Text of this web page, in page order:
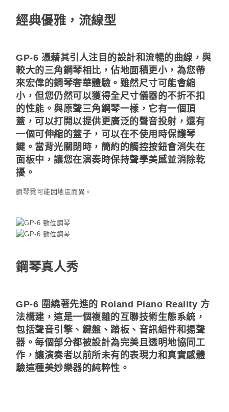
經典優雅，流線型
GP-6 憑藉其引人注目的設計和流暢的曲線，與
較大的三角鋼琴相比，佔地面積更小，為您帶
來宏偉的鋼琴奢華體驗。雖然尺寸可能會縮
小，但您仍然可以獲得全尺寸儀器的不折不扣
的性能。與原聲三角鋼琴一樣，它有一個頂
蓋，可以打開以提供更廣泛的聲音投射，還有
一個可伸縮的蓋子，可以在不使用時保護琴
鍵。當背光關閉時，簡約的觸控按鈕會消失在
面板中，讓您在演奏時保持聲學美感並消除乾
擾。
鋼琴凳可能因地區而異。
鋼琴真人秀
GP-6 圍繞著先進的 Roland Piano Reality 方
法構建，這是一個複雜的互聯技術生態系統，
包括聲音引擎、鍵盤、踏板、音訊組件和揚聲
器。每個部分都被設計為完美且透明地協同工
作，讓演奏者以前所未有的表現力和真實感體
驗這種美妙樂器的純粹性。